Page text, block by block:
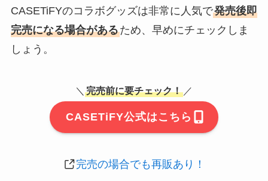
CASETiFYのコラボグッズは非常に人気で発売後即
完売になる場合があるため、早めにチェックしま
しょう。
＼ 完売前に要チェック！ ／
CASETiFY公式はこちら
完売の場合でも再販あり！